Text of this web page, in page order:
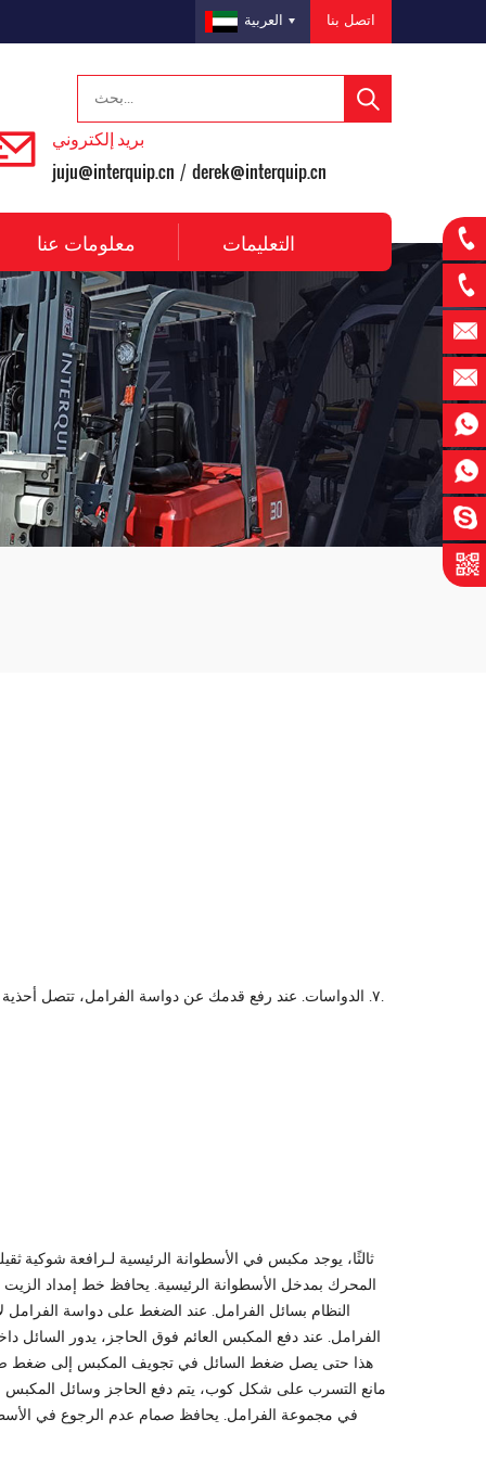
اتصل بنا العربية
بريد إلكتروني
juju@interquip.cn / derek@interquip.cn
معلومات عنا التعليمات
٧. الدواسات. عند رفع قدمك عن دواسة الفرامل، تتصل أحذية الفرامل بأسطوانة الفرامل المتصلة بمحرك الرافعة الشوكية. ثم تُكمل عملية الكبح.
ثالثًا، يوجد مكبس في الأسطوانة الرئيسية لـرافعة شوكية
المحرك بمدخل الأسطوانة الرئيسية. يحافظ خط إمداد الزيت
النظام بسائل الفرامل. عند الضغط على دواسة
الفرامل. عند دفع المكبس العائم فوق الحاجز، يدور
هذا حتى يصل ضغط السائل في تجويف المكبس إلى ضغط
مانع التسرب على شكل كوب، يتم دفع الحاجز وسائل المكبس
في مجموعة الفرامل. يحافظ صمام عدم الرجوع في